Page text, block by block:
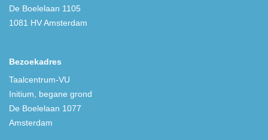
De Boelelaan 1105
1081 HV Amsterdam
Bezoekadres
Taalcentrum-VU
Initium, begane grond
De Boelelaan 1077
Amsterdam